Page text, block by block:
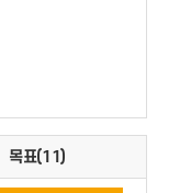
목표(11)